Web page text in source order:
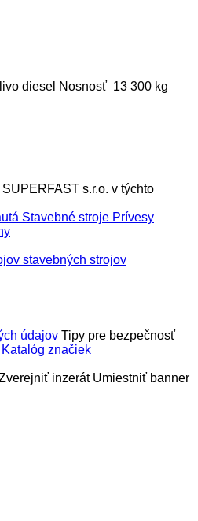
diesel Nosnosť 13 300 kg
s.r.o. v týchto
Stavebné stroje Prívesy
stavebných strojov
údajov Tipy pre bezpečnosť
Katalóg značiek
inzerát Umiestniť banner